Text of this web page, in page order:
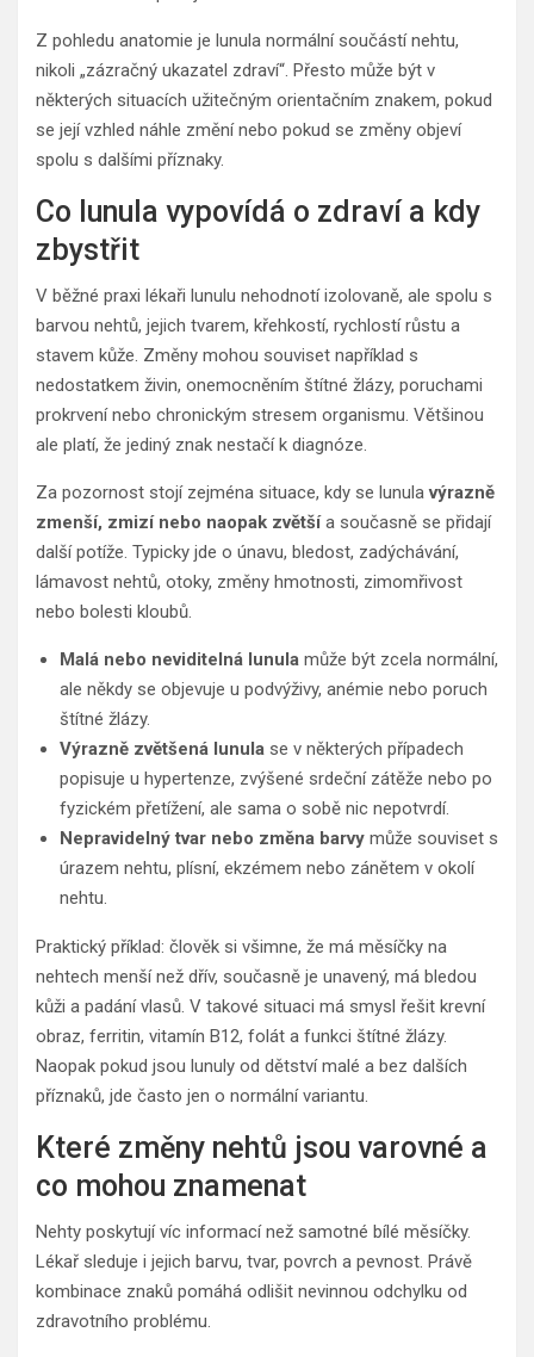
Z pohledu anatomie je lunula normální součástí nehtu,
nikoli „zázračný ukazatel zdraví“. Přesto může být v
některých situacích užitečným orientačním znakem, pokud
se její vzhled náhle změní nebo pokud se změny objeví
spolu s dalšími příznaky.
Co lunula vypovídá o zdraví a kdy
zbystřit
V běžné praxi lékaři lunulu nehodnotí izolovaně, ale spolu s
barvou nehtů, jejich tvarem, křehkostí, rychlostí růstu a
stavem kůže. Změny mohou souviset například s
nedostatkem živin, onemocněním štítné žlázy, poruchami
prokrvení nebo chronickým stresem organismu. Většinou
ale platí, že jediný znak nestačí k diagnóze.
Za pozornost stojí zejména situace, kdy se lunulavýrazně
zmenší, zmizí nebo naopak zvětšía současně se přidají
další potíže. Typicky jde o únavu, bledost, zadýchávání,
lámavost nehtů, otoky, změny hmotnosti, zimomřivost
nebo bolesti kloubů.
Malá nebo neviditelná lunula může být zcela normální,
ale někdy se objevuje u podvýživy, anémie nebo poruch
štítné žlázy.
Výrazně zvětšená lunula se v některých případech
popisuje u hypertenze, zvýšené srdeční zátěže nebo po
fyzickém přetížení, ale sama o sobě nic nepotvrdí.
Nepravidelný tvar nebo změna barvy může souviset s
úrazem nehtu, plísní, ekzémem nebo zánětem v okolí
nehtu.
Praktický příklad: člověk si všimne, že má měsíčky na
nehtech menší než dřív, současně je unavený, má bledou
kůži a padání vlasů. V takové situaci má smysl řešit krevní
obraz, ferritin, vitamín B12, folát a funkci štítné žlázy.
Naopak pokud jsou lunuly od dětství malé a bez dalších
příznaků, jde často jen o normální variantu.
Které změny nehtů jsou varovné a
co mohou znamenat
Nehty poskytují víc informací než samotné bílé měsíčky.
Lékař sleduje i jejich barvu, tvar, povrch a pevnost. Právě
kombinace znaků pomáhá odlišit nevinnou odchylku od
zdravotního problému.